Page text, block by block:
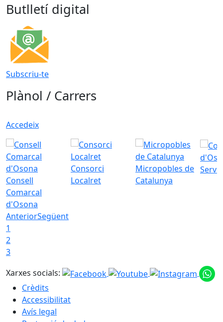
Butlletí digital
Subscriu-te
Plànol / Carrers
Accedeix
Consell
Comarcal
d'Osona
Consorci
Localret
Micropobles de
Catalunya
AnteriorSegüent
1
2
3
Xarxes socials:
Crèdits
Accessibilitat
Avís legal